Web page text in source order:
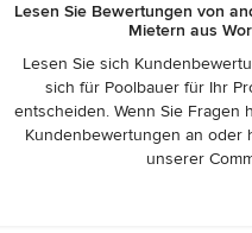
Lesen Sie Bewertungen von
Mietern aus
Lesen Sie sich
sich für Poolbauer für Ihr
entscheiden. Wenn Sie Fragen
Kundenbewertungen an oder
unserer